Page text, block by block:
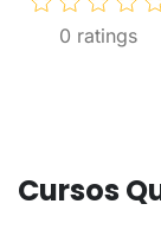
0 ratings
Cursos